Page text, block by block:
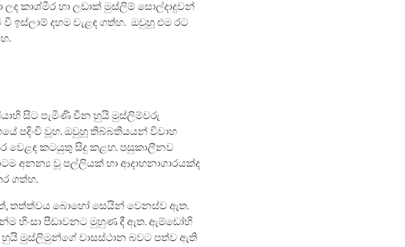
කාශ්මීර හා ලඩාක් මුස්ලිම් සොල්දාදුවන්
ඉස්ලාම් දහම වැළඳ ගත්හ. ඔවුහූ එම රට
සිට පැමිණි චීන හුයි මුස්ලිම්වරු
පදිංචි වූහ. ඔවුහූ තිබ්බතීයයන් විවාහ
වෙළඳ කටයුතු සිදු කළහ. පසුකාලීනව
අනන්‍ය වූ පල්ලියක් හා ආදාහනාගාරයක්ද
ගත්හ.
තත්ත්වය බොහෝ සෙයින් වෙනස්ව ඇත.
හිංසා පීඩාවනට මුහුණ දී ඇත. ඇම්ඩෝහි
මුස්ලිමුන්ගේ වාසස්ථාන බවට පත්ව ඇති